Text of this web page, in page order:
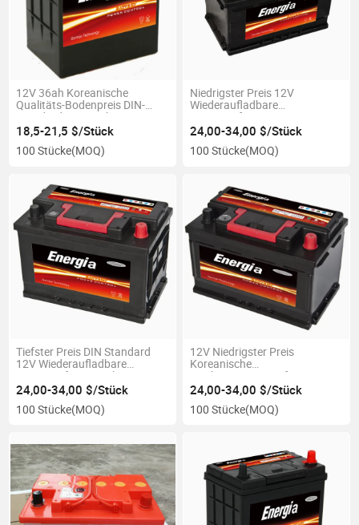
12V 36ah Koreanische
Qualitäts-Bodenpreis DIN-
Standard versiegelte
wiederaufladbare Autobatterie
18,5-21,5 $/Stück
100 Stücke(MOQ)
Niedrigster Preis 12V
Wiederaufladbare
wartungsfreie Auto-
Starterbatterie 75ah
24,00-34,00 $/Stück
100 Stücke(MOQ)
Tiefster Preis DIN Standard
12V Wiederaufladbare
wartungsfreie Autobatterie
66ah
24,00-34,00 $/Stück
100 Stücke(MOQ)
12V Niedrigster Preis
Koreanische
Qualitätswartungsfreie
Autobatterie Mfdin66
24,00-34,00 $/Stück
100 Stücke(MOQ)